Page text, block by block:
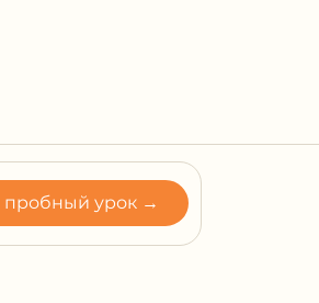
пробный урок →